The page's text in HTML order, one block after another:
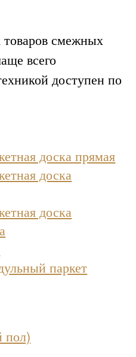
смежных
всего
доступен по
доска прямая
доска
доска
паркет
пол)